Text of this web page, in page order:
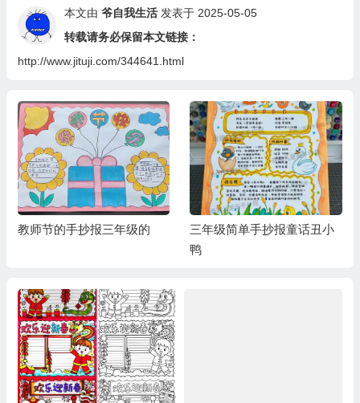
本文由 爷自我生活发表于 2025-05-05
转载请务必保留本文链接：
http://www.jituji.com/344641.html
教师节的手抄报三年级的
三年级简单手抄报童话丑小
鸭